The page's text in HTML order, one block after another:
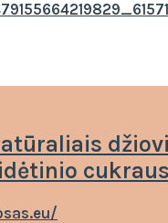
cukraus